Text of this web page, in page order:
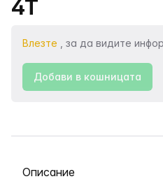
4T
Влезте , за да видите
Добави в кошницата
Избор на раздел